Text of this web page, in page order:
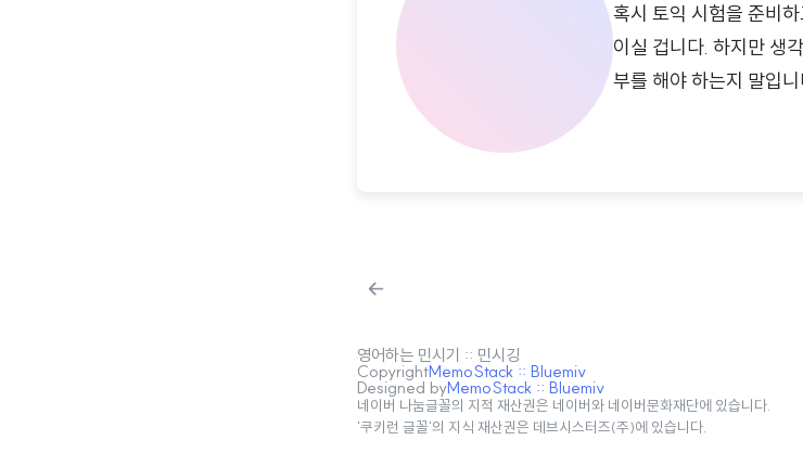
혹시 토익 시험을 준비
이실 겁니다. 하지만 생
부를 해야 하는지 말입
영어하는 민시기 :: 민시깅
CopyrightMemoStack :: Bluemiv
Designed byMemoStack :: Bluemiv
네이버 나눔글꼴의 지적 재산권은 네이버와 네이버문화재단에 있습니다.
'쿠키런 글꼴'의 지식 재산권은 데브시스터즈(주)에 있습니다.